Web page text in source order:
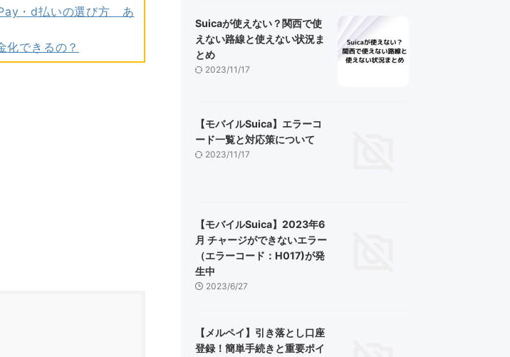
・d払いの選び方 あ
できるの？
Suicaが使えない？関西で使
えない路線と使えない状況ま
とめ
2023/11/17
【モバイルSuica】エラーコ
ード一覧と対応策について
2023/11/17
【モバイルSuica】2023年6
月 チャージができないエラー
（エラーコード：H017)が発
生中
2023/6/27
【メルペイ】引き落とし口座
登録！簡単手続きと重要ポイ